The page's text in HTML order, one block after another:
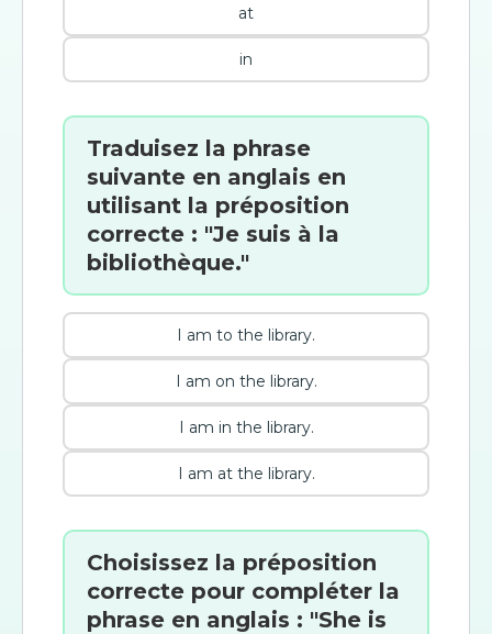
at
in
Traduisez la phrase
suivante en anglais en
utilisant la préposition
correcte : "Je suis à la
bibliothèque."
I am to the library.
I am on the library.
I am in the library.
I am at the library.
Choisissez la préposition
correcte pour compléter la
phrase en anglais : "She is